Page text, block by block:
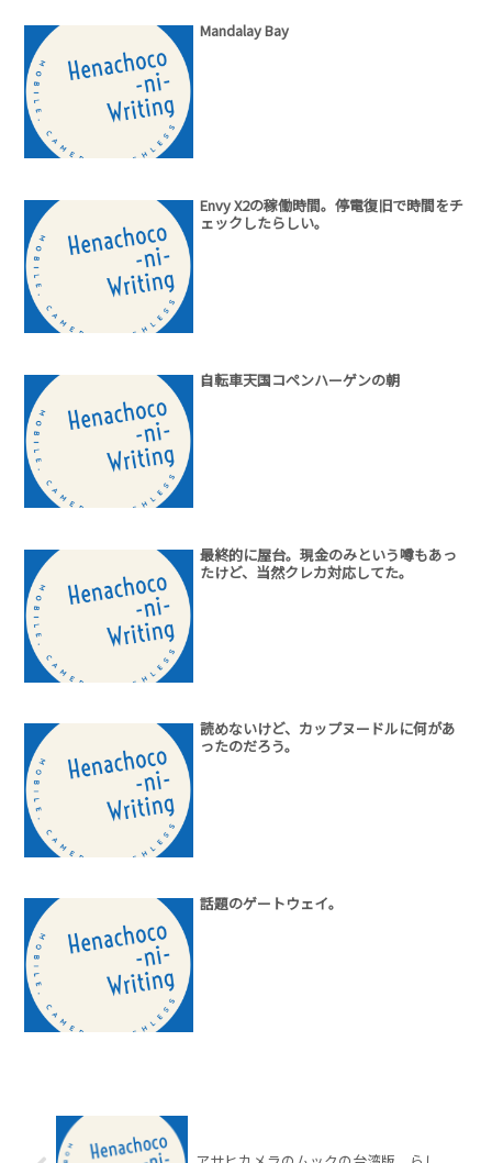
Mandalay Bay
Envy X2の稼働時間。停電復旧で時間をチ
ェックしたらしい。
自転車天国コペンハーゲンの朝
最終的に屋台。現金のみという噂もあっ
たけど、当然クレカ対応してた。
読めないけど、カップヌードルに何があ
ったのだろう。
話題のゲートウェイ。